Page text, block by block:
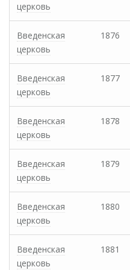
церковь
Введенская
церковь
1876
Введенская
церковь
1877
Введенская
церковь
1878
Введенская
церковь
1879
Введенская
церковь
1880
Введенская
церковь
1881